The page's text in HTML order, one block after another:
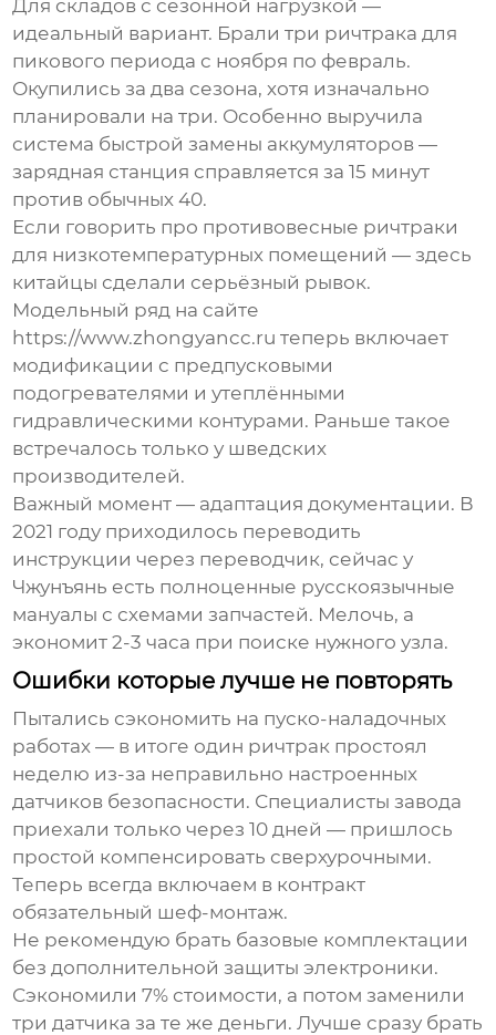
Для складов с сезонной нагрузкой —
идеальный вариант. Брали три ричтрака для
пикового периода с ноября по февраль.
Окупились за два сезона, хотя изначально
планировали на три. Особенно выручила
система быстрой замены аккумуляторов —
зарядная станция справляется за 15 минут
против обычных 40.
Если говорить про противовесные ричтраки
для низкотемпературных помещений — здесь
китайцы сделали серьёзный рывок.
Модельный ряд на сайте
https://www.zhongyancc.ru теперь включает
модификации с предпусковыми
подогревателями и утеплёнными
гидравлическими контурами. Раньше такое
встречалось только у шведских
производителей.
Важный момент — адаптация документации. В
2021 году приходилось переводить
инструкции через переводчик, сейчас у
Чжунъянь есть полноценные русскоязычные
мануалы с схемами запчастей. Мелочь, а
экономит 2-3 часа при поиске нужного узла.
Ошибки которые лучше не повторять
Пытались сэкономить на пуско-наладочных
работах — в итоге один ричтрак простоял
неделю из-за неправильно настроенных
датчиков безопасности. Специалисты завода
приехали только через 10 дней — пришлось
простой компенсировать сверхурочными.
Теперь всегда включаем в контракт
обязательный шеф-монтаж.
Не рекомендую брать базовые комплектации
без дополнительной защиты электроники.
Сэкономили 7% стоимости, а потом заменили
три датчика за те же деньги. Лучше сразу брать